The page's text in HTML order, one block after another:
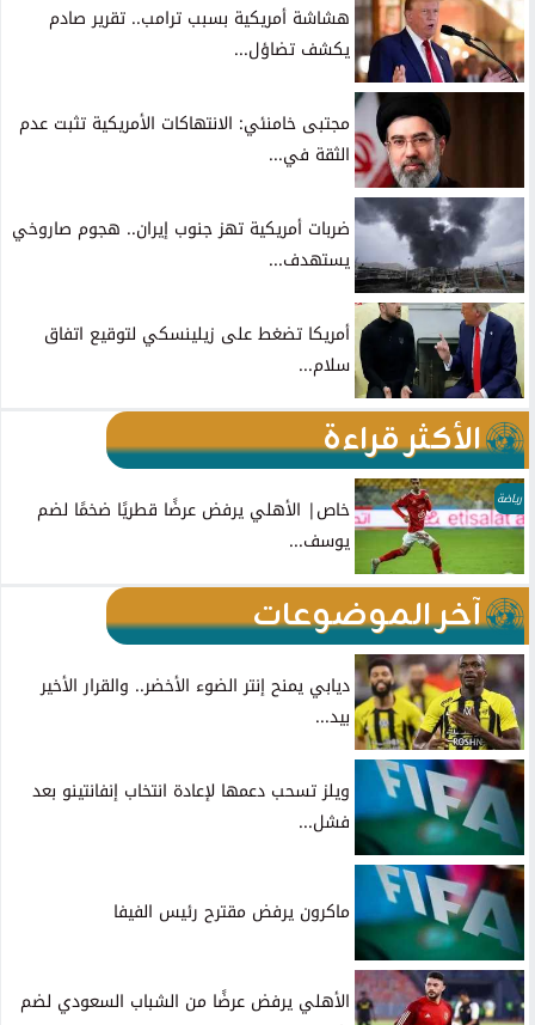
هشاشة أمريكية بسبب ترامب.. تقرير صادم
يكشف تضاؤل...
مجتبى خامنئي: الانتهاكات الأمريكية تثبت عدم
الثقة في...
ضربات أمريكية تهز جنوب إيران.. هجوم صاروخي
يستهدف...
أمريكا تضغط على زيلينسكي لتوقيع اتفاق
سلام...
الأكثر قراءة
رياضة
خاص| الأهلي يرفض عرضًا قطريًا ضخمًا لضم
يوسف...
آخر الموضوعات
ديابي يمنح إنتر الضوء الأخضر.. والقرار الأخير
بيد...
ويلز تسحب دعمها لإعادة انتخاب إنفانتينو بعد
فشل...
ماكرون يرفض مقترح رئيس الفيفا
الأهلي يرفض عرضًا من الشباب السعودي لضم